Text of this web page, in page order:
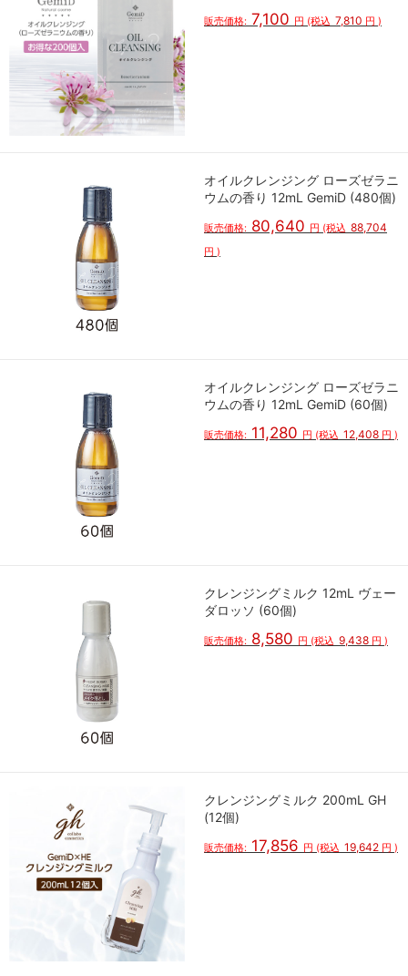
販売価格: 7,100 円 (税込 7,810 円 )
オイルクレンジング ローズゼラニ
ウムの香り 12mL GemiD (480個)
販売価格: 80,640 円 (税込 88,704
円 )
オイルクレンジング ローズゼラニ
ウムの香り 12mL GemiD (60個)
販売価格: 11,280 円 (税込 12,408 円 )
クレンジングミルク 12mL ヴェー
ダロッソ (60個)
販売価格: 8,580 円 (税込 9,438 円 )
クレンジングミルク 200mL GH
(12個)
販売価格: 17,856 円 (税込 19,642 円 )